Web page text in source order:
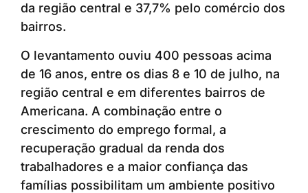
da região central e 37,7% pelo comércio dos
bairros.
O levantamento ouviu 400 pessoas acima
de 16 anos, entre os dias 8 e 10 de julho, na
região central e em diferentes bairros de
Americana. A combinação entre o
crescimento do emprego formal, a
recuperação gradual da renda dos
trabalhadores e a maior confiança das
famílias possibilitam um ambiente positivo